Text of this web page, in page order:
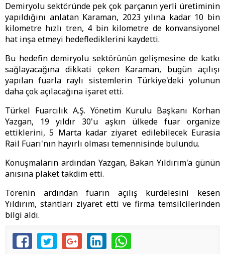
Demiryolu sektöründe pek çok parçanın yerli üretiminin
yapıldığını anlatan Karaman, 2023 yılına kadar 10 bin
kilometre hızlı tren, 4 bin kilometre de konvansiyonel
hat inşa etmeyi hedeflediklerini kaydetti.
Bu hedefin demiryolu sektörünün gelişmesine de katkı
sağlayacağına dikkati çeken Karaman, bugün açılışı
yapılan fuarla raylı sistemlerin Türkiye'deki yolunun
daha çok açılacağına işaret etti.
Türkel Fuarcılık A.Ş. Yönetim Kurulu Başkanı Korhan
Yazgan, 19 yıldır 30'u aşkın ülkede fuar organize
ettiklerini, 5 Marta kadar ziyaret edilebilecek Eurasia
Rail Fuarı'nın hayırlı olması temennisinde bulundu.
Konuşmaların ardından Yazgan, Bakan Yıldırım'a günün
anısına plaket takdim etti.
Törenin ardından fuarın açılış kurdelesini kesen
Yıldırım, stantları ziyaret etti ve firma temsilcilerinden
bilgi aldı.